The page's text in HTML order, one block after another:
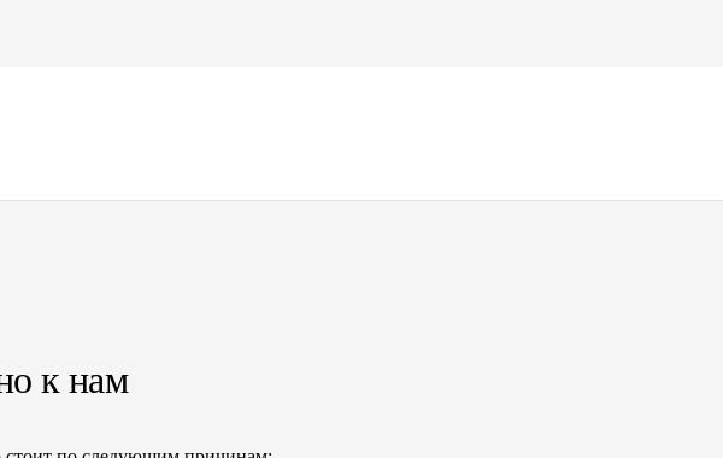
профессионалы в сфере SEO и PR. Стаж работы
к нам